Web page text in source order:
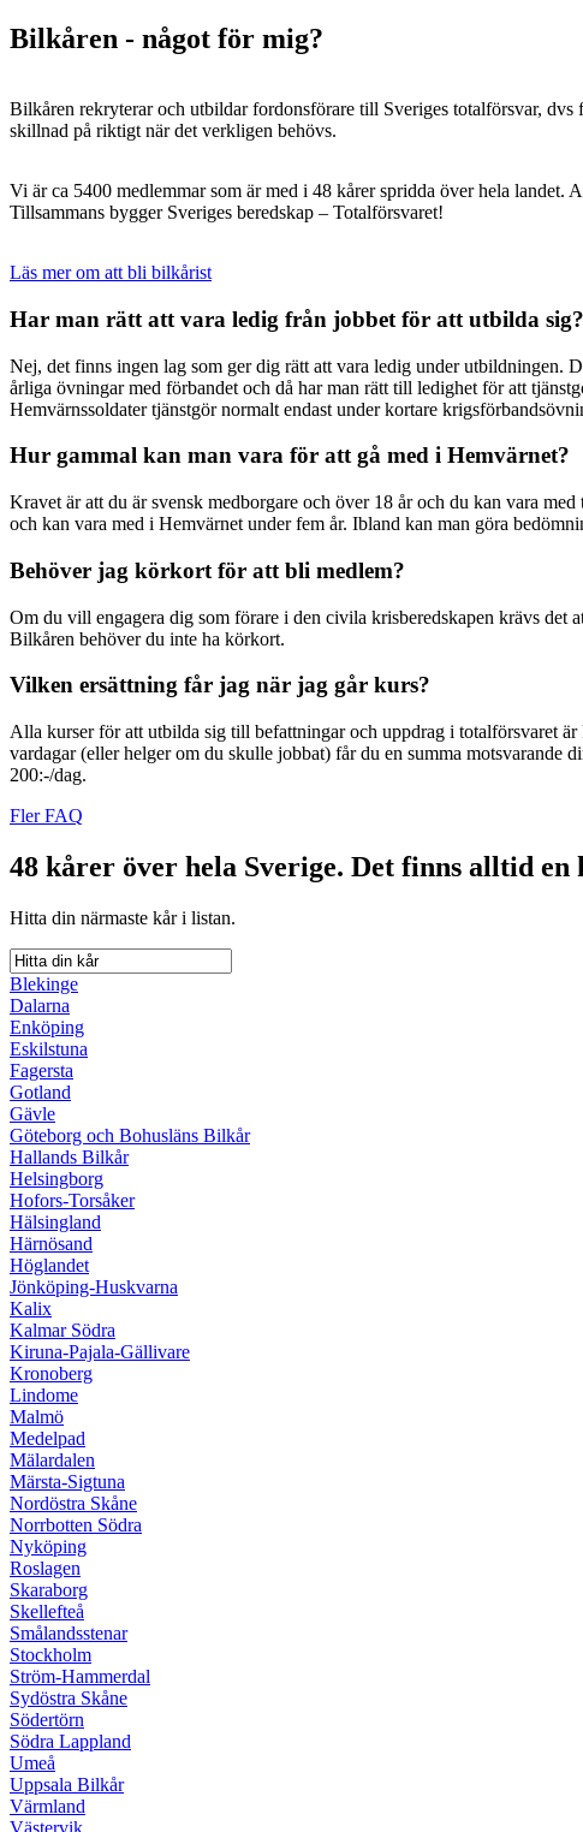
Bilkåren - något för mig?
Bilkåren rekryterar och utbildar fordonsförare till Sveriges totalförsvar,
skillnad på riktigt när det verkligen behövs.
Vi är ca 5400 medlemmar som är med i 48 kårer spridda över hela landet.
Tillsammans bygger Sveriges beredskap – Totalförsvaret!
Läs mer om att bli bilkårist
Har man rätt att vara ledig från jobbet för att utbilda sig?
Nej, det finns ingen lag som ger dig rätt att vara ledig under utbildningen.
årliga övningar med förbandet och då har man rätt till ledighet för att
Hemvärnssoldater tjänstgör normalt endast under kortare
Hur gammal kan man vara för att gå med i Hemvärnet?
Kravet är att du är svensk medborgare och över 18 år och du kan vara
och kan vara med i Hemvärnet under fem år. Ibland kan man göra
Behöver jag körkort för att bli medlem?
Om du vill engagera dig som förare i den civila krisberedskapen krävs
Bilkåren behöver du inte ha körkort.
Vilken ersättning får jag när jag går kurs?
Alla kurser för att utbilda sig till befattningar och uppdrag i totalförsvaret
vardagar (eller helger om du skulle jobbat) får du en summa motsvarande
200:-/dag.
Fler FAQ
48 kårer över hela Sverige. Det finns alltid en
Hitta din närmaste kår i listan.
Blekinge
Dalarna
Enköping
Eskilstuna
Fagersta
Gotland
Gävle
Göteborg och Bohusläns Bilkår
Hallands Bilkår
Helsingborg
Hofors-Torsåker
Hälsingland
Härnösand
Höglandet
Jönköping-Huskvarna
Kalix
Kalmar Södra
Kiruna-Pajala-Gällivare
Kronoberg
Lindome
Malmö
Medelpad
Mälardalen
Märsta-Sigtuna
Nordöstra Skåne
Norrbotten Södra
Nyköping
Roslagen
Skaraborg
Skellefteå
Smålandsstenar
Stockholm
Ström-Hammerdal
Sydöstra Skåne
Södertörn
Södra Lappland
Umeå
Uppsala Bilkår
Värmland
Västervik